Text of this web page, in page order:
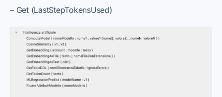
– Get (LastStepTokensUsed)